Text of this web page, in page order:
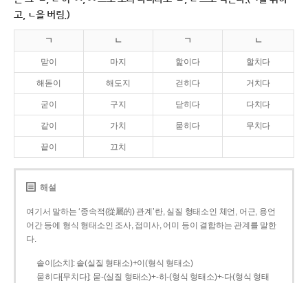
고, ㄴ을 버림.)
ㄱ ㄴ ㄱ ㄴ
맏이 마지 핥이다 할치다
해돋이 해도지 걷히다 거치다
굳이 구지 닫히다 다치다
같이 가치 묻히다 무치다
끝이 끄치
해설
여기서 말하는 ‘종속적(從屬的) 관계’란, 실질 형태소인 체언, 어근, 용언
어간 등에 형식 형태소인 조사, 접미사, 어미 등이 결합하는 관계를 말한
다.
솥이[소치]: 솥(실질 형태소)+이(형식 형태소)
묻히다[무치다]: 묻­-(실질 형태소)+­-히­-(형식 형태소)+-다(형식 형태